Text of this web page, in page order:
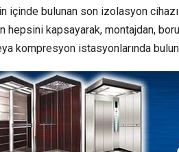
içinde bulunan son izolasyon
hepsini kapsayarak, montajdan,
kompresyon istasyonlarında